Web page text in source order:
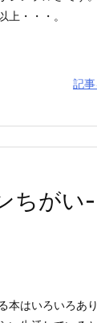
上・・・。
記
ちがい-
本はいろいろあ